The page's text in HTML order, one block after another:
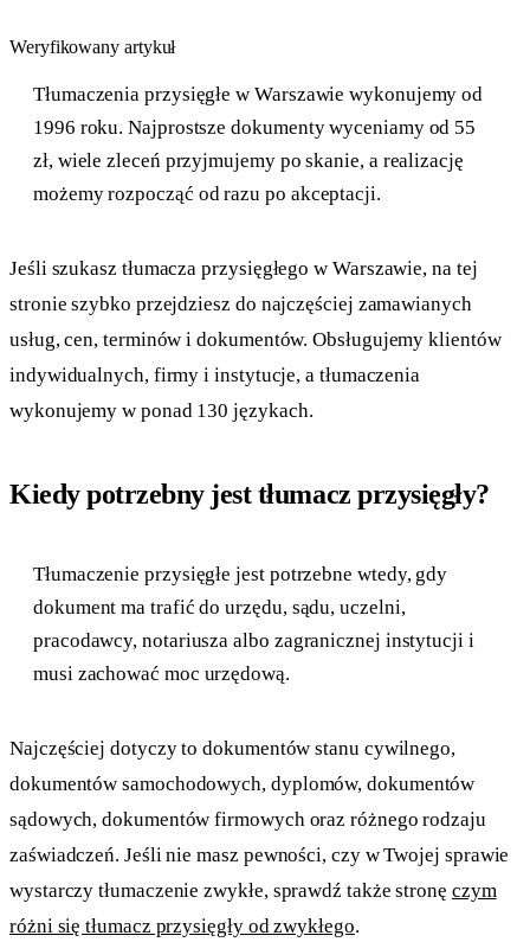
Weryfikowany artykuł
Tłumaczenia przysięgłe w Warszawie wykonujemy od
1996 roku. Najprostsze dokumenty wyceniamy od 55
zł, wiele zleceń przyjmujemy po skanie, a realizację
możemy rozpocząć od razu po akceptacji.
Jeśli szukasz tłumacza przysięgłego w Warszawie, na tej
stronie szybko przejdziesz do najczęściej zamawianych
usług, cen, terminów i dokumentów. Obsługujemy klientów
indywidualnych, firmy i instytucje, a tłumaczenia
wykonujemy w ponad 130 językach.
Kiedy potrzebny jest tłumacz przysięgły?
Tłumaczenie przysięgłe jest potrzebne wtedy, gdy
dokument ma trafić do urzędu, sądu, uczelni,
pracodawcy, notariusza albo zagranicznej instytucji i
musi zachować moc urzędową.
Najczęściej dotyczy to dokumentów stanu cywilnego,
dokumentów samochodowych, dyplomów, dokumentów
sądowych, dokumentów firmowych oraz różnego rodzaju
zaświadczeń. Jeśli nie masz pewności, czy w Twojej sprawie
wystarczy tłumaczenie zwykłe, sprawdź także stronę czym
różni się tłumacz przysięgły od zwykłego.